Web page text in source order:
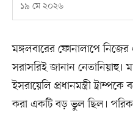
১৯ মে ২০২৬
মঙ্গলবারের ফোনালাপে
সরাসরিই জানান নেতানিয়াহু।
ইসরায়েলি প্রধানমন্ত্রী
করা একটি বড় ভুল ছিল।